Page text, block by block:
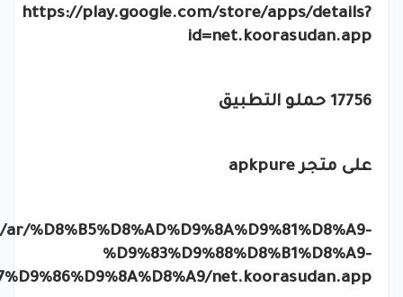
https://play.google.com/store/apps/details?
id=net.koorasudan.app
17756 حملو التطبيق
على متجرapkpure
%D9%83%D9%88%D8%B1%D8%A9-
net.koorasudan.app